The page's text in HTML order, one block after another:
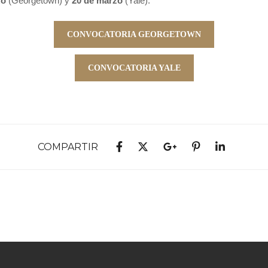
CONVOCATORIA GEORGETOWN
CONVOCATORIA YALE
COMPARTIR